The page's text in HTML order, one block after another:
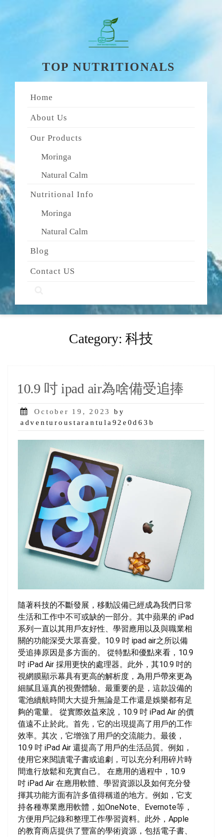
TOP NUTRITIONALS
Home
About Us
Our Products
Moringa
Natural Calm
Nutritional Info
Moringa
Natural Calm
Blog
Contact US
Category:科技
10.9 吋 ipad air為啥備受追捧
Posted
on
October 19, 2023
by
adventuroustarantula92e0d63b
隨著科技的不斷發展，移動設備已經成為我們日常
生活和工作中不可或缺的一部分。其中蘋果的 iPad
系列一直以其用戶友好性、學習應用以及與職業相
關的功能深受大眾喜愛。10.9 吋 ipad air之所以備
受追捧原因是多方面的。 從特點和優點來看，10.9
吋 iPad Air 採用更快的處理器。此外，其10.9 吋的
視網膜顯示幕具有更高的解析度，為用戶帶來更為
細膩且逼真的視覺體驗。最重要的是，這款設備的
電池續航時間大大提升無論是工作還是娛樂都有足
夠的電量。 從實際效益來說，10.9 吋 iPad Air 的價
值遠不止於此。首先，它的出現提高了用戶的工作
效率。其次，它增強了用戶的交流能力。最後，
10.9 吋 iPad Air 還提高了用戶的生活品質。例如，
使用它來閱讀電子書或追劇，可以充分利用碎片時
間進行放鬆和充實自己。 在應用的過程中，10.9
吋 iPad Air 在應用軟體、學習資源以及如何充分發
揮其功能方面有許多值得稱道的地方。例如，它支
持各種專業應用軟體，如OneNote、Evernote等，
方便用戶記錄和整理工作學習資料。此外，Apple
的教育商店提供了豐富的學術資源，包括電子書、